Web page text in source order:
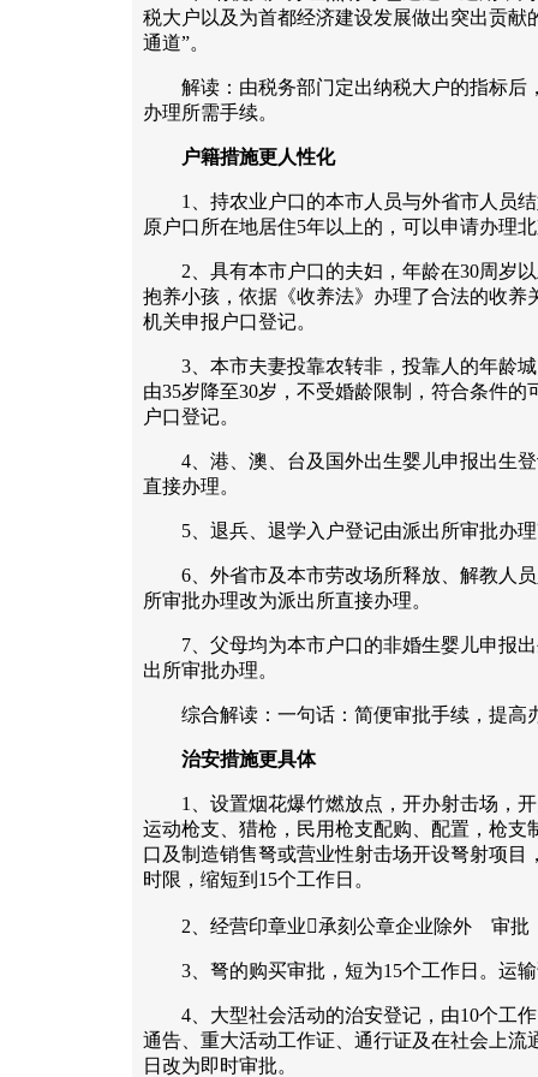
税大户以及为首都经济建设发展做出突出贡献
通道”。
解读：由税务部门定出纳税大户的指标后
办理所需手续。
户籍措施更人性化
1、持农业户口的本市人员与外省市人员结
原户口所在地居住5年以上的，可以申请办理
2、具有本市户口的夫妇，年龄在30周岁以
抱养小孩，依据《收养法》办理了合法的收养
机关申报户口登记。
3、本市夫妻投靠农转非，投靠人的年龄城
由35岁降至30岁，不受婚龄限制，符合条件
户口登记。
4、港、澳、台及国外出生婴儿申报出生登
直接办理。
5、退兵、退学入户登记由派出所审批办理
6、外省市及本市劳改场所释放、解教人员
所审批办理改为派出所直接办理。
7、父母均为本市户口的非婚生婴儿申报出
出所审批办理。
综合解读：一句话：简便审批手续，提高
治安措施更具体
1、设置烟花爆竹燃放点，开办射击场，开
运动枪支、猎枪，民用枪支配购、配置，枪支
口及制造销售弩或营业性射击场开设弩射项目
时限，缩短到15个工作日。
2、经营印章业承刻公章企业除外 审批
3、弩的购买审批，短为15个工作日。运输
4、大型社会活动的治安登记，由10个工作
通告、重大活动工作证、通行证及在社会上流
日改为即时审批。